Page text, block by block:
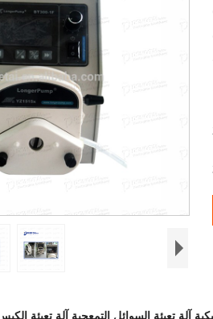
آلة تعبئة السوائل التمعجية آلة تعبئة